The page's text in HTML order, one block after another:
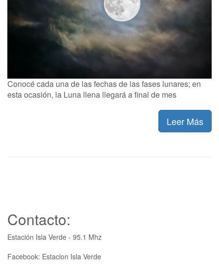
Conocé cada una de las fechas de las fases lunares; en
esta ocasión, la Luna llena llegará a final de mes
Leer Más
Contacto:
Estación Isla Verde - 95.1 Mhz
Facebook: Estacion Isla Verde